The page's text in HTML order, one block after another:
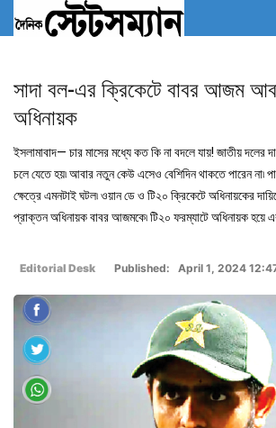
সাদা বল-এর ক্রিকেটে বাবর আজম
অধিনায়ক
ইসলামাবাদ— চার মাসের মধ্যে কত কি না বদলে যায়! জাতীয় দলের
চলে যেতে হয়৷ আবার নতুন কেউ এসেও বেশিদিন থাকতে পারেন না৷
ক্ষেত্রে এমনটাই ঘটল৷ ওয়ান ডে ও টি২০ ক্রিকেটে অধিনায়কের
প্রাক্তন অধিনায়ক বাবর আজমকে৷ টি২০ ফরম্যাটে অধিনায়ক হয়ে
Editorial Desk Published: April 1, 2024